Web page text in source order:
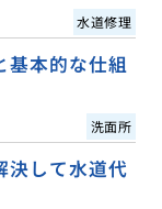
水道修理
基本的な仕組
洗面所
決して水道代